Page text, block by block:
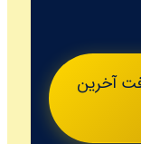
آخرین